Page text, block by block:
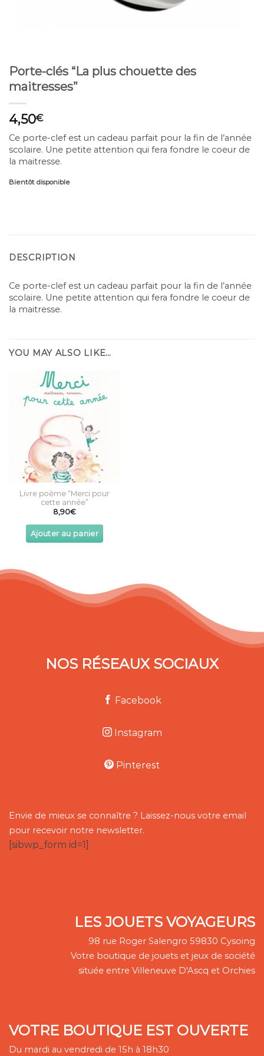
Porte-clés “La plus chouette des
maitresses”
4,50€
Ce porte-clef est un cadeau parfait pour la fin de l’année
scolaire. Une petite attention qui fera fondre le coeur de
la maitresse.
Bientôt disponible
DESCRIPTION
Ce porte-clef est un cadeau parfait pour la fin de l’année
scolaire. Une petite attention qui fera fondre le coeur de
la maitresse.
YOU MAY ALSO LIKE…
Livre poème “Merci pour
cette année”
8,90€
Ajouter au panier
NOS RÉSEAUX SOCIAUX
Facebook
Instagram
Pinterest
Envie de mieux se connaître ? Laissez-nous votre email
pour recevoir notre newsletter.
[sibwp_form id=1]
LES JOUETS VOYAGEURS
98 rue Roger Salengro 59830 Cysoing
Votre boutique de jouets et jeux de société
située entre Villeneuve D'Ascq et Orchies
VOTRE BOUTIQUE EST OUVERTE
Du mardi au vendredi de 15h à 18h30